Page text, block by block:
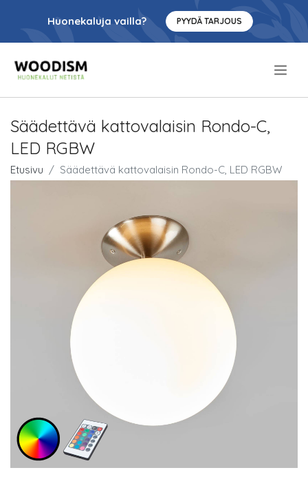
Huonekaluja vailla? PYYDÄ TARJOUS
Säädettävä kattovalaisin Rondo-C,
LED RGBW
Etusivu Säädettävä kattovalaisin Rondo-C, LED RGBW